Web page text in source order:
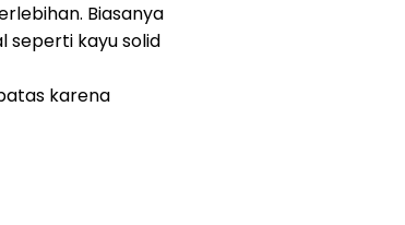
Biasanya
seperti kayu solid
karena